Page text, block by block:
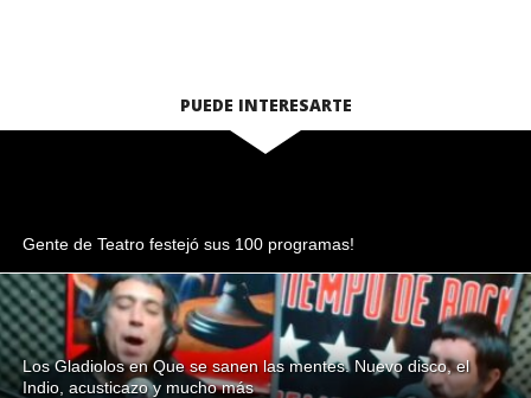
PUEDE INTERESARTE
Gente de Teatro festejó sus 100 programas!
Los Gladiolos en Que se sanen las mentes. Nuevo disco, el
Indio, acusticazo y mucho más